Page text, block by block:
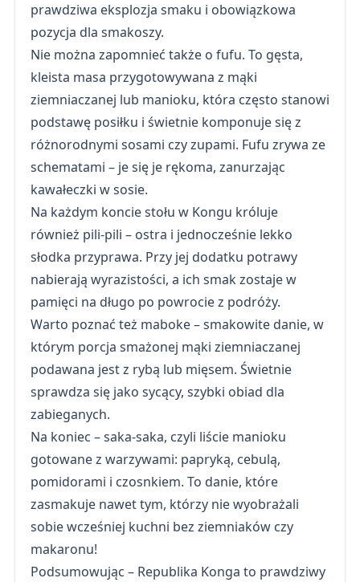
prawdziwa eksplozja smaku i obowiązkowa
pozycja dla smakoszy.
Nie można zapomnieć także o fufu. To gęsta,
kleista masa przygotowywana z mąki
ziemniaczanej lub manioku, która często stanowi
podstawę posiłku i świetnie komponuje się z
różnorodnymi sosami czy zupami. Fufu zrywa ze
schematami – je się je rękoma, zanurzając
kawałeczki w sosie.
Na każdym koncie stołu w Kongu króluje
również pili-pili – ostra i jednocześnie lekko
słodka przyprawa. Przy jej dodatku potrawy
nabierają wyrazistości, a ich smak zostaje w
pamięci na długo po powrocie z podróży.
Warto poznać też maboke – smakowite danie, w
którym porcja smażonej mąki ziemniaczanej
podawana jest z rybą lub mięsem. Świetnie
sprawdza się jako sycący, szybki obiad dla
zabieganych.
Na koniec – saka-saka, czyli liście manioku
gotowane z warzywami: papryką, cebulą,
pomidorami i czosnkiem. To danie, które
zasmakuje nawet tym, którzy nie wyobrażali
sobie wcześniej kuchni bez ziemniaków czy
makaronu!
Podsumowując – Republika Konga to prawdziwy